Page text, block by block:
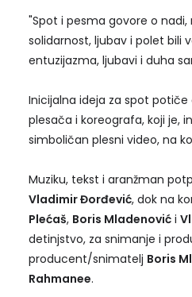
"Spot i pesma govore o
solidarnost, ljubav i polet bili
entuzijazma, ljubavi i duha
Inicijalna ideja za spot
plesača i koreografa, koji je,
simboličan plesni video, na
Muziku, tekst i aranžman
Vladimir Đorđević, dok na
Plećaš, Boris Mladenović i
detinjstvo, za snimanje i
producent/snimatelj Boris
Rahmanee.